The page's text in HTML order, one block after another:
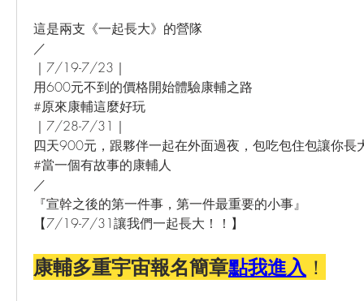
這是兩支《一起長大》的營隊
／
｜7/19-7/23｜
用600元不到的價格開始體驗康輔之路
#原來康輔這麼好玩
｜7/28-7/31｜
四天900元，跟夥伴一起在外面過夜，包吃包住包讓你長
#當一個有故事的康輔人
／
『宣幹之後的第一件事，第一件最重要的小事』
【7/19-7/31讓我們一起長大！！】
康輔多重宇宙報名簡章點我進入 ！